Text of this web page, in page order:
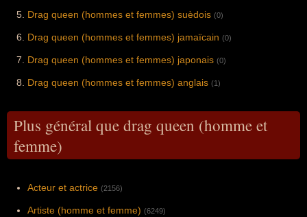
Drag queen (hommes et femmes) suèdois (0)
Drag queen (hommes et femmes) jamaïcain (0)
Drag queen (hommes et femmes) japonais (0)
Drag queen (hommes et femmes) anglais (1)
Plus général que drag queen (homme et
femme)
Acteur et actrice (2156)
Artiste (homme et femme) (6249)